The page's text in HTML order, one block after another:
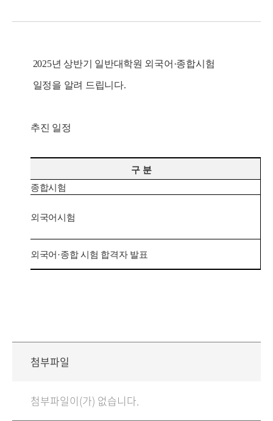
2025년 상반기 일반대학원 외국어 ·종합시험
일정을 알려 드립니다.
추진 일정
구 분
종합시험
외국어시험
외국어 ·종합 시험 합격자 발표
첨부파일
첨부파일이(가) 없습니다.